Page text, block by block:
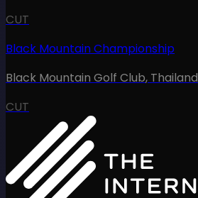
CUT
Black Mountain Championship
Black Mountain Golf Club, Thailand
CUT